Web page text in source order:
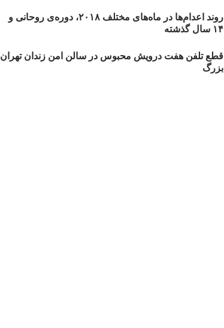
روند اعدام‌ها در ماه‌های مختلف ۲۰۱۸، دوره‌ی روحانی و
۱۴ سال گذشته
قطع تلفن هفت درویش محبوس در سالن امن زندان تهران
بزرگ